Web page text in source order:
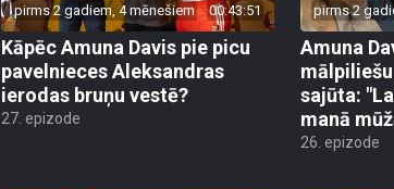
pirms 2 gadiem, 4 mēnešiem 00:43:51
Kāpēc Amuna Davis pie picu
pavelnieces Aleksandras
ierodas bruņu vestē?
27. epizode
pirms 2
Amuna
sajūta:
manā
26. epizode